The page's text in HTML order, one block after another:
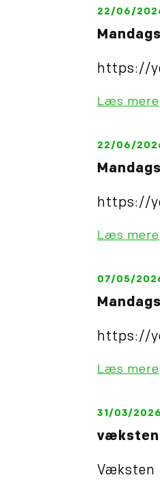
22/06/
https://
Læs mere
22/06/
https://
Læs mere
07/05/
https://
Læs mere
31/03/2026
væksten
Væksten